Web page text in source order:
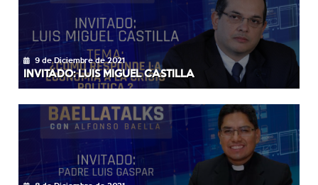
9 de Diciembre de 2021
INVITADO: LUIS MIGUEL CASTILLA